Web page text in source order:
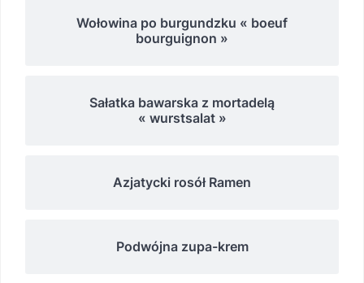
Wołowina po burgundzku « boeuf
bourguignon »
Sałatka bawarska z mortadelą
« wurstsalat »
Azjatycki rosół Ramen
Podwójna zupa-krem